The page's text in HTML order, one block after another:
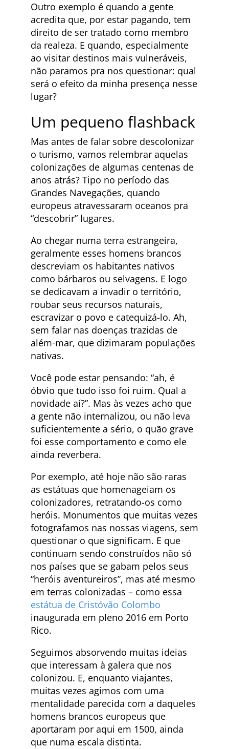
Outro exemplo é quando a gente
acredita que, por estar pagando, tem
direito de ser tratado como membro
da realeza. E quando, especialmente
ao visitar destinos mais vulneráveis,
não paramos pra nos questionar: qual
será o efeito da minha presença nesse
lugar?
Um pequeno flashback
Mas antes de falar sobre descolonizar
o turismo, vamos relembrar aquelas
colonizações de algumas centenas de
anos atrás? Tipo no período das
Grandes Navegações, quando
europeus atravessaram oceanos pra
“descobrir” lugares.
Ao chegar numa terra estrangeira,
geralmente esses homens brancos
descreviam os habitantes nativos
como bárbaros ou selvagens. E logo
se dedicavam a invadir o território,
roubar seus recursos naturais,
escravizar o povo e catequizá-lo. Ah,
sem falar nas doenças trazidas de
além-mar, que dizimaram populações
nativas.
Você pode estar pensando: “ah, é
óbvio que tudo isso foi ruim. Qual a
novidade aí?”. Mas às vezes acho que
a gente não internalizou, ou não leva
suficientemente a sério, o quão grave
foi esse comportamento e como ele
ainda reverbera.
Por exemplo, até hoje não são raras
as estátuas que homenageiam os
colonizadores, retratando-os como
heróis. Monumentos que muitas vezes
fotografamos nas nossas viagens, sem
questionar o que significam. E que
continuam sendo construídos não só
nos países que se gabam pelos seus
“heróis aventureiros”, mas até mesmo
em terras colonizadas – como essa
estátua de Cristóvão Colombo
inaugurada em pleno 2016 em Porto
Rico.
Seguimos absorvendo muitas ideias
que interessam à galera que nos
colonizou. E, enquanto viajantes,
muitas vezes agimos com uma
mentalidade parecida com a daqueles
homens brancos europeus que
aportaram por aqui em 1500, ainda
que numa escala distinta.